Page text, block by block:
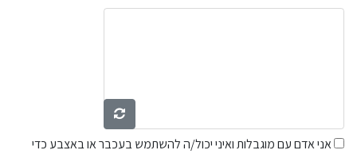
אני אדם עם מוגבלות ואיני יכול/ה להשתמש בעכבר או באצבע כדי